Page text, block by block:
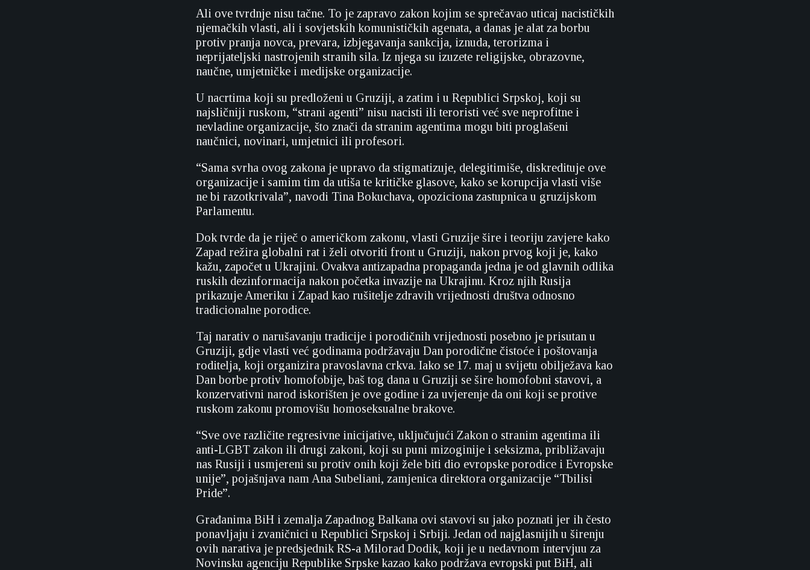
Ali ove tvrdnje nisu tačne. To je zapravo zakon kojim se sprečavao uticaj nacističkih
njemačkih vlasti, ali i sovjetskih komunističkih agenata, a danas je alat za borbu
protiv pranja novca, prevara, izbjegavanja sankcija, iznuda, terorizma i
neprijateljski nastrojenih stranih sila. Iz njega su izuzete religijske, obrazovne,
naučne, umjetničke i medijske organizacije.
U nacrtima koji su predloženi u Gruziji, a zatim i u Republici Srpskoj, koji su
najsličniji ruskom, “strani agenti” nisu nacisti ili teroristi već sve neprofitne i
nevladine organizacije, što znači da stranim agentima mogu biti proglašeni
naučnici, novinari, umjetnici ili profesori.
“Sama svrha ovog zakona je upravo da stigmatizuje, delegitimiše, diskredituje ove
organizacije i samim tim da utiša te kritičke glasove, kako se korupcija vlasti više
ne bi razotkrivala”, navodi Tina Bokuchava, opoziciona zastupnica u gruzijskom
Parlamentu.
Dok tvrde da je riječ o američkom zakonu, vlasti Gruzije šire i teoriju zavjere kako
Zapad režira globalni rat i želi otvoriti front u Gruziji, nakon prvog koji je, kako
kažu, započet u Ukrajini. Ovakva antizapadna propaganda jedna je od glavnih odlika
ruskih dezinformacija nakon početka invazije na Ukrajinu. Kroz njih Rusija
prikazuje Ameriku i Zapad kao rušitelje zdravih vrijednosti društva odnosno
tradicionalne porodice.
Taj narativ o narušavanju tradicije i porodičnih vrijednosti posebno je prisutan u
Gruziji, gdje vlasti već godinama podržavaju Dan porodične čistoće i poštovanja
roditelja, koji organizira pravoslavna crkva. Iako se 17. maj u svijetu obilježava kao
Dan borbe protiv homofobije, baš tog dana u Gruziji se šire homofobni stavovi, a
konzervativni narod iskorišten je ove godine i za uvjerenje da oni koji se protive
ruskom zakonu promovišu homoseksualne brakove.
“Sve ove različite regresivne inicijative, uključujući Zakon o stranim agentima ili
anti-LGBT zakon ili drugi zakoni, koji su puni mizoginije i seksizma, približavaju
nas Rusiji i usmjereni su protiv onih koji žele biti dio evropske porodice i Evropske
unije”, pojašnjava nam Ana Subeliani, zamjenica direktora organizacije “Tbilisi
Pride”.
Građanima BiH i zemalja Zapadnog Balkana ovi stavovi su jako poznati jer ih često
ponavljaju i zvaničnici u Republici Srpskoj i Srbiji. Jedan od najglasnijih u širenju
ovih narativa je predsjednik RS-a Milorad Dodik, koji je u nedavnom intervjuu za
Novinsku agenciju Republike Srpske kazao kako podržava evropski put BiH, ali